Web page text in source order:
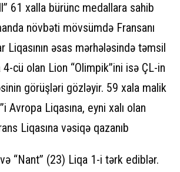
61 xalla bürünc medallara sahib
növbəti mövsümdə Fransanı
Liqasının əsas mərhələsində təmsil
cü olan Lion “Olimpik”ini isə ÇL-in
görüşləri gözləyir. 59 xala malik
Avropa Liqasına, eyni xalı olan
Liqasına vəsiqə qazanıb
“Nant” (23) Liqa 1-i tərk ediblər.